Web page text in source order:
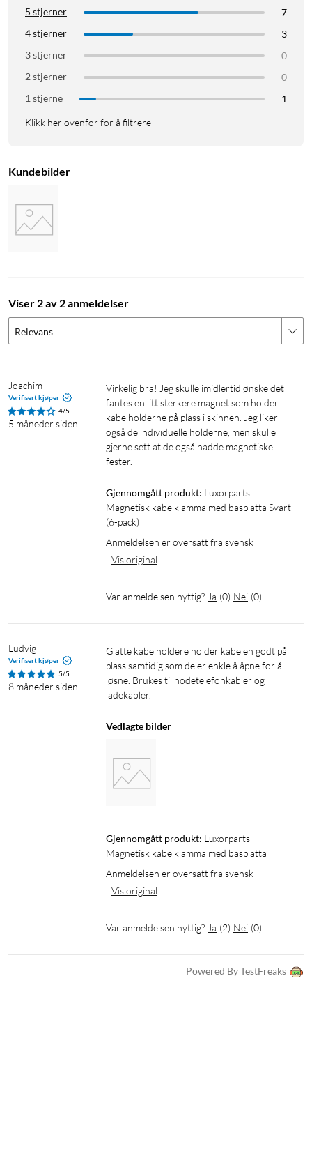
5 stjerner
7
4 stjerner
3
3 stjerner
0
2 stjerner
0
1 stjerne
1
Klikk her ovenfor for å filtrere
Kundebilder
Viser 2 av 2 anmeldelser
Relevans
Joachim
Verifisert kjøper
4/5
5 måneder siden
Virkelig bra! Jeg skulle imidlertid ønske det
fantes en litt sterkere magnet som holder
kabelholderne på plass i skinnen. Jeg liker
også de individuelle holderne, men skulle
gjerne sett at de også hadde magnetiske
fester.
Gjennomgått produkt: Luxorparts
Magnetisk kabelklämma med basplatta Svart
(6-pack)
Anmeldelsen er oversatt fra svensk
Vis original
Var anmeldelsen nyttig? Ja (0) Nei (0)
Ludvig
Verifisert kjøper
5/5
8 måneder siden
Glatte kabelholdere holder kabelen godt på
plass samtidig som de er enkle å åpne for å
løsne. Brukes til hodetelefonkabler og
ladekabler.
Vedlagte bilder
Gjennomgått produkt: Luxorparts
Magnetisk kabelklämma med basplatta
Anmeldelsen er oversatt fra svensk
Vis original
Var anmeldelsen nyttig? Ja (2) Nei (0)
Powered By TestFreaks